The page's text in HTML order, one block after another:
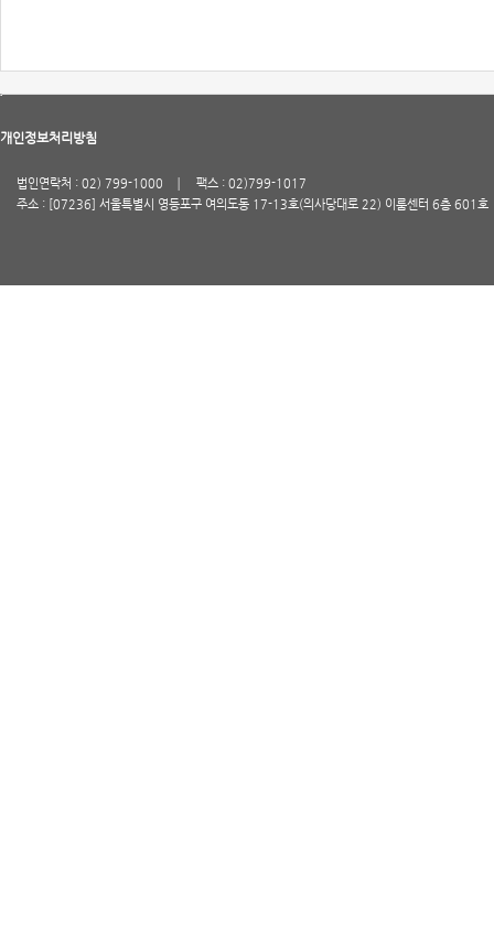
개인정보처리방침
법인연락처 : 02) 799-1000
팩스 : 02)799-1017
주소 : [07236] 서울특별시 영등포구 여의도동 17-13호(의사당대로 22) 이룸센터 6층 601호